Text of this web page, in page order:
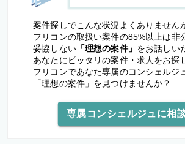
案件探しでこんな状況よくありません
フリコンの取扱い案件の85%以上は非
妥協しない「理想の案件」 をお話しい
あなたにピッタリの案件・求人をお探
フリコンであなた専属のコンシェルジ
「理想の案件」を見つけませんか？
専属コンシェルジュに相